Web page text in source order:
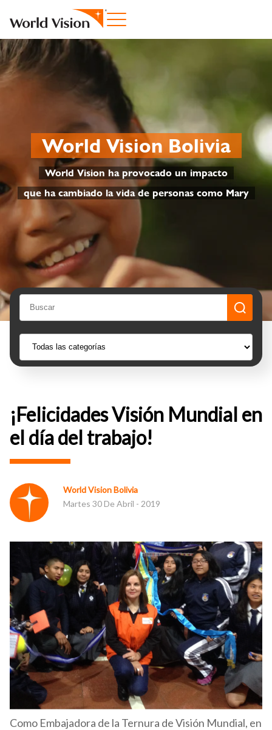
World Vision Bolivia
World Vision ha provocado un impacto
que ha cambiado la vida de personas como Mary
¡Felicidades Visión Mundial en
el día del trabajo!
World Vision Bolivia
Martes 30 De Abril - 2019
Como Embajadora de la Ternura de Visión Mundial, en